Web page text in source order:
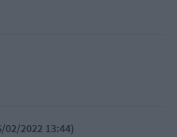
02/2022 13:44)